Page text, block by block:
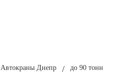
Автокраны Днепр / до 90 тонн